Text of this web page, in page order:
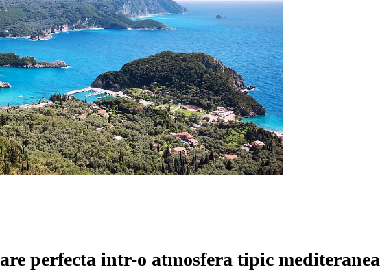
perfecta intr-o atmosfera tipic